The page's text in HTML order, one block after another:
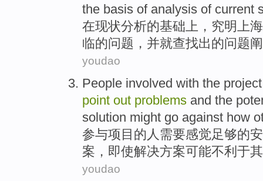
the basis ofanalysis ofcurrent
在现状分析的基础 上，究明上
临的问题 ， 并就查找出的问题
youdao
People involved with the project
point out problems and the
solution might go against how
参与项目 的 人需要感觉足够的
案， 即使解决方案可能不利于
youdao